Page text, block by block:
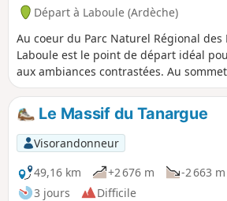
Départ à Laboule (Ardèche)
Au coeur du Parc Naturel Régional des
Laboule est le point de départ idéal
aux ambiances contrastées. Au
Granges permet d'avoir une vision
(Mont Blanc, Mont Ventoux, Mont
une journée de marche sur le troisième
Cévennes(alt. 1548 m) avec ses monts
rivières lumineuses.
Le Massif du Tanargue
Visorandonneur
49,16 km
+2 676 m
-2 663 m
3 jours
Difficile